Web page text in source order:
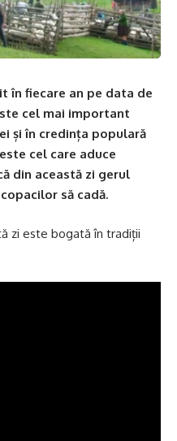
în fiecare an pe data de
cel mai important
și în credința populară
cel care aduce
din această zi gerul
să cadă.
zi este bogată în tradiții